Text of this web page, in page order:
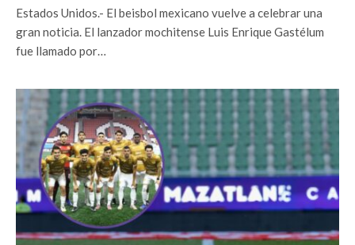
Estados Unidos.- El beisbol mexicano vuelve a celebrar una
gran noticia. El lanzador mochitense Luis Enrique Gastélum
fue llamado por…